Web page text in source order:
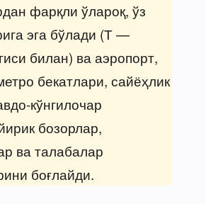
фарқли ўлароқ, ўз
эга бўлади (Т —
билан) ва аэропорт,
бекатлари, сайёҳлик
кўнгилочар
бозорлар,
ва талабалар
боғлайди.